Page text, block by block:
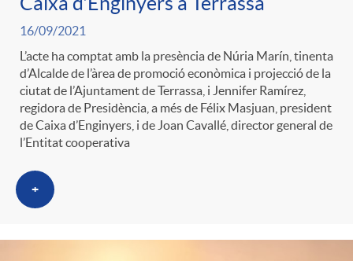
n
s
a
i
e
s
F
i
l
t
r
n
t
i
n
g
16/09/2021
L’acte ha comptat amb la presència de Núria Marín, tinenta
d’Alcalde de l’àrea de promoció econòmica i projecció de la
ciutat de l’Ajuntament de Terrassa, i Jennifer Ramírez,
regidora de Presidència, a més de Félix Masjuan, president
de Caixa d’Enginyers, i de Joan Cavallé, director general de
l’Entitat cooperativa
+